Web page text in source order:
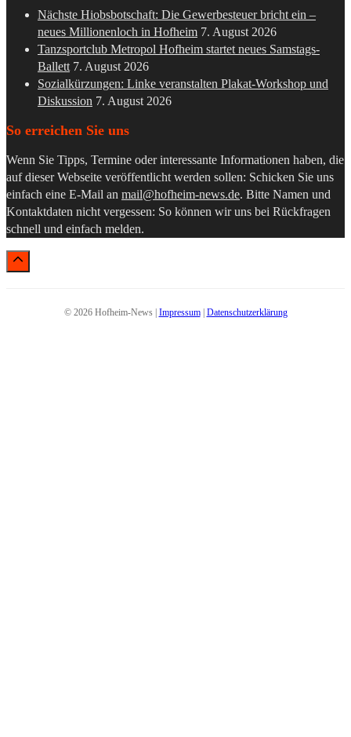
Nächste Hiobsbotschaft: Die Gewerbesteuer bricht ein –
neues Millionenloch in Hofheim 7. August 2026
Tanzsportclub Metropol Hofheim startet neues Samstags-
Ballett 7. August 2026
Sozialkürzungen: Linke veranstalten Plakat-Workshop und
Diskussion 7. August 2026
So erreichen Sie uns
Wenn Sie Tipps, Termine oder interessante Informationen haben, die
auf dieser Webseite veröffentlicht werden sollen: Schicken Sie uns
einfach eine E-Mail an mail@hofheim-news.de. Bitte Namen und
Kontaktdaten nicht vergessen: So können wir uns bei Rückfragen
schnell und einfach melden.
© 2026 Hofheim-News | Impressum| Datenschutzerklärung